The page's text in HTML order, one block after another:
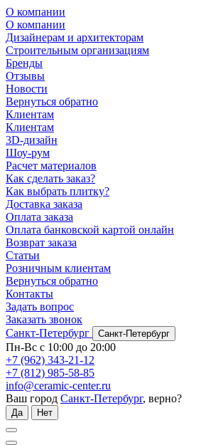
О компании
О компании
Дизайнерам и архитекторам
Строительным организациям
Бренды
Отзывы
Новости
Вернуться обратно
Клиентам
Клиентам
3D-дизайн
Шоу-рум
Расчет материалов
Как сделать заказ?
Как выбрать плитку?
Доставка заказа
Оплата заказа
Оплата банковской картой онлайн
Возврат заказа
Статьи
Розничным клиентам
Вернуться обратно
Контакты
Задать вопрос
Заказать звонок
Санкт-Петербург
Санкт-Петербург
Пн-Вс с 10:00 до 20:00
+7 (962) 343-21-12
+7 (812) 985-58-85
info@ceramic-center.ru
Ваш город Санкт-Петербург, верно?
Да Нет